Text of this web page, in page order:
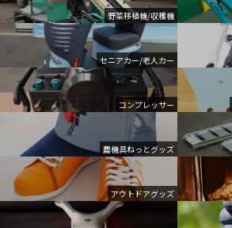
野菜移植機/収穫機
セニアカー/老人カー
コンプレッサー
農機具ねっとグッズ
アウトドアグッズ